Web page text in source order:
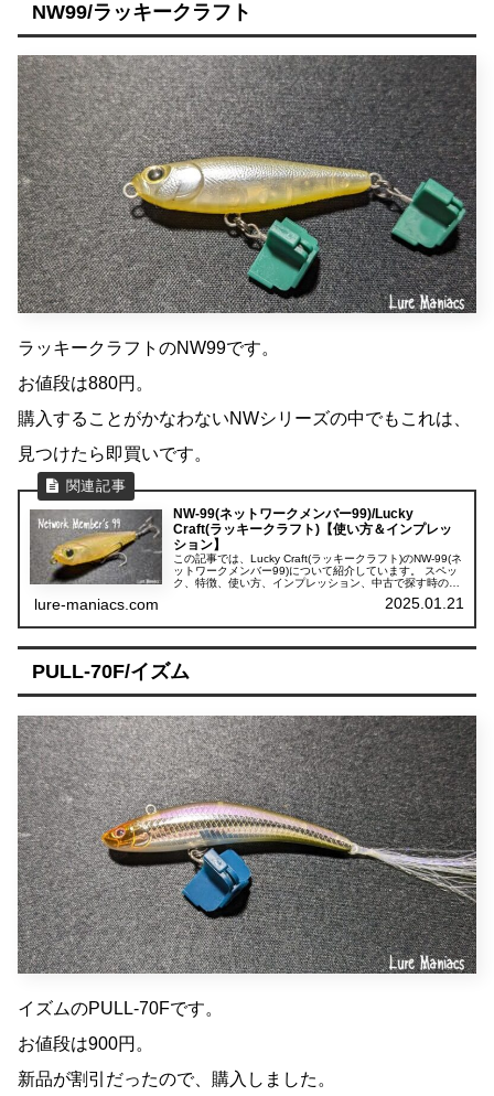
NW99/ラッキークラフト
ラッキークラフトのNW99です。
お値段は880円。
購入することがかなわないNWシリーズの中でもこれは、
見つけたら即買いです。
NW-99(ネットワークメンバー99)/Lucky
Craft(ラッキークラフト)【使い方＆インプレッ
ション】
この記事では、Lucky Craft(ラッキークラフト)のNW-99(ネ
ットワークメンバー99)について紹介しています。 スペッ
ク、特徴、使い方、インプレッション、中古で探す時のポ
lure-maniacs.com 2025.01.21
PULL-70F/イズム
イズムのPULL-70Fです。
お値段は900円。
新品が割引だったので、購入しました。